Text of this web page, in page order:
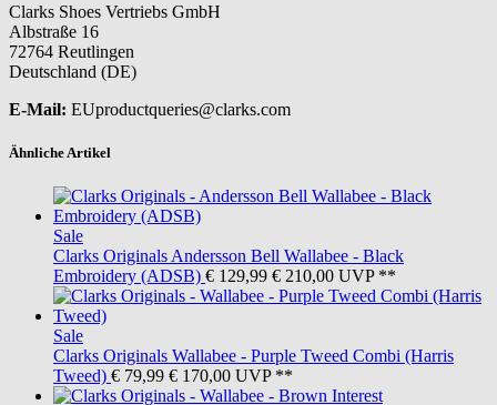
Clarks Shoes Vertriebs GmbH
Albstraße 16
72764 Reutlingen
Deutschland (DE)
E-Mail: EUproductqueries@clarks.com
Ähnliche Artikel
Sale
Clarks Originals Andersson Bell Wallabee - Black
Embroidery (ADSB) € 129,99 € 210,00 UVP **
Sale
Clarks Originals Wallabee - Purple Tweed Combi (Harris
Tweed) € 79,99 € 170,00 UVP **